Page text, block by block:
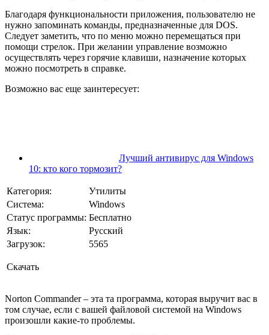
Благодаря функциональности приложения, пользователю не
нужно запоминать команды, предназначенные для DOS.
Следует заметить, что по меню можно перемещаться при
помощи стрелок. При желании управление возможно
осуществлять через горячие клавиши, назначение которых
можно посмотреть в справке.
Возможно вас еще заинтересует:
Лучший антивирус для Windows
10: кто кого тормозит?
Категория:
Утилиты
Cистема:
Windows
Статус программы: Бесплатно
Язык:
Русский
Загрузок:
5565
Скачать
Norton Commander – эта та программа, которая выручит вас в
том случае, если с вашей файловой системой на Windows
произошли какие-то проблемы.